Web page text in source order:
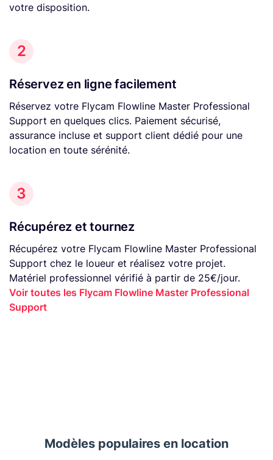
votre disposition.
2
Réservez en ligne facilement
Réservez votre Flycam Flowline Master Professional
Support en quelques clics. Paiement sécurisé,
assurance incluse et support client dédié pour une
location en toute sérénité.
3
Récupérez et tournez
Récupérez votre Flycam Flowline Master Professional
Support chez le loueur et réalisez votre projet.
Matériel professionnel vérifié à partir de 25€/jour.
Voir toutes les Flycam Flowline Master Professional
Support
Modèles populaires en location